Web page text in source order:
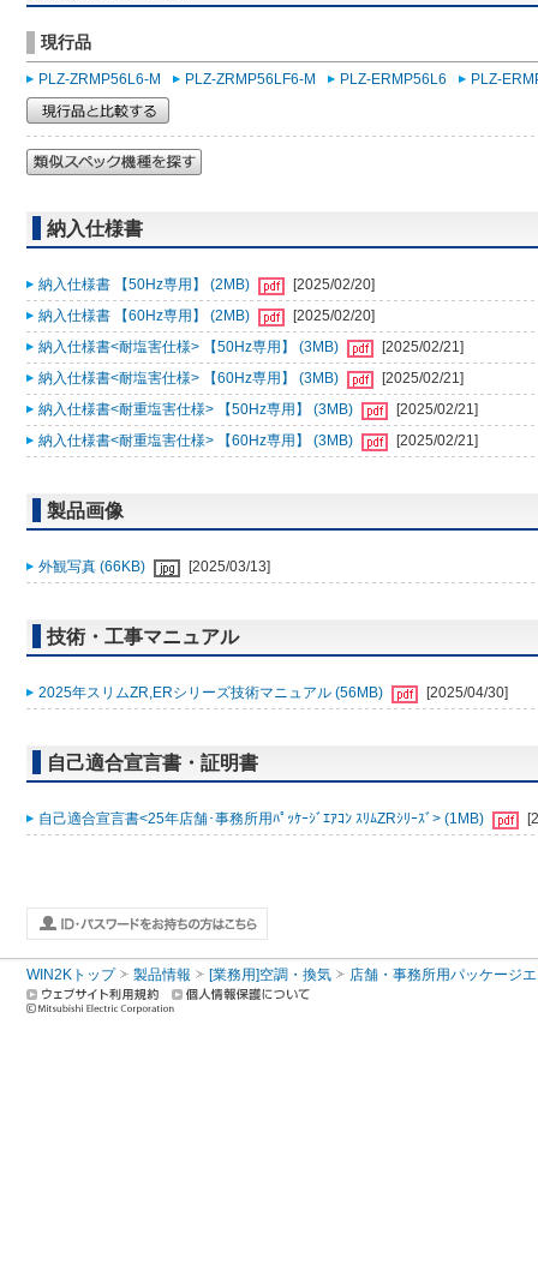
現行品
PLZ-ZRMP56L6-M PLZ-ZRMP56LF6-M PLZ-ERMP56L6 PLZ-
納入仕様書
納入仕様書 【50Hz専用】 (2MB)
[2025/02/20]
納入仕様書 【60Hz専用】 (2MB)
[2025/02/20]
納入仕様書<耐塩害仕様> 【50Hz専用】 (3MB)
[2025/02/21]
納入仕様書<耐塩害仕様> 【60Hz専用】 (3MB)
[2025/02/21]
納入仕様書<耐重塩害仕様> 【50Hz専用】 (3MB)
[2025/02/21]
納入仕様書<耐重塩害仕様> 【60Hz専用】 (3MB)
[2025/02/21]
製品画像
外観写真 (66KB) [2025/03/13]
技術・工事マニュアル
2025年スリムZR,ERシリーズ技術マニュアル (56MB) [2025/04/30]
自己適合宣言書・証明書
自己適合宣言書<25年店舗･事務所用ﾊﾟｯｹｰｼﾞｴｱｺﾝ ｽﾘﾑZRｼﾘｰｽﾞ> (1MB)
WIN2Kトップ 製品情報 [業務用]空調・換気 店舗・事務所用パッケージ